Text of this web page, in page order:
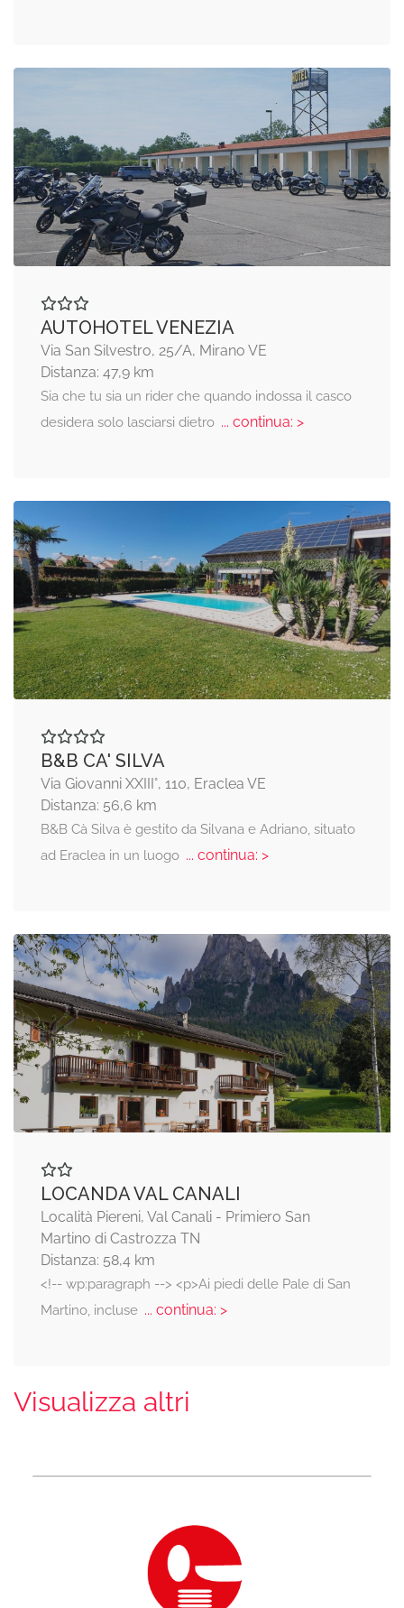
AUTOHOTEL VENEZIA
Via San Silvestro, 25/A, Mirano VE
Distanza: 47,9 km
Sia che tu sia un rider che quando indossa il casco
desidera solo lasciarsi dietro... continua: >
B&B CA' SILVA
Via Giovanni XXIII°, 110, Eraclea VE
Distanza: 56,6 km
B&B Cà Silva è gestito da Silvana e Adriano, situato
ad Eraclea in un luogo... continua: >
LOCANDA VAL CANALI
Località Piereni, Val Canali - Primiero San
Martino di Castrozza TN
Distanza: 58,4 km
<!-- wp:paragraph --> <p>Ai piedi delle Pale di San
Martino, incluse... continua: >
Visualizza altri